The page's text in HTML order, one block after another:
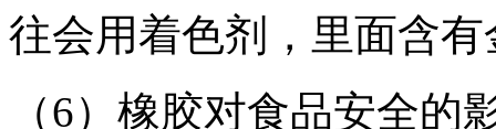
往会用着色剂，里面含
（6）橡胶对食品安全的